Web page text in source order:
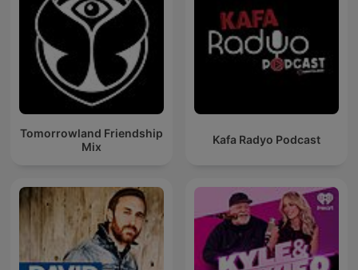
Tomorrowland Friendship
Mix
Kafa Radyo Podcast